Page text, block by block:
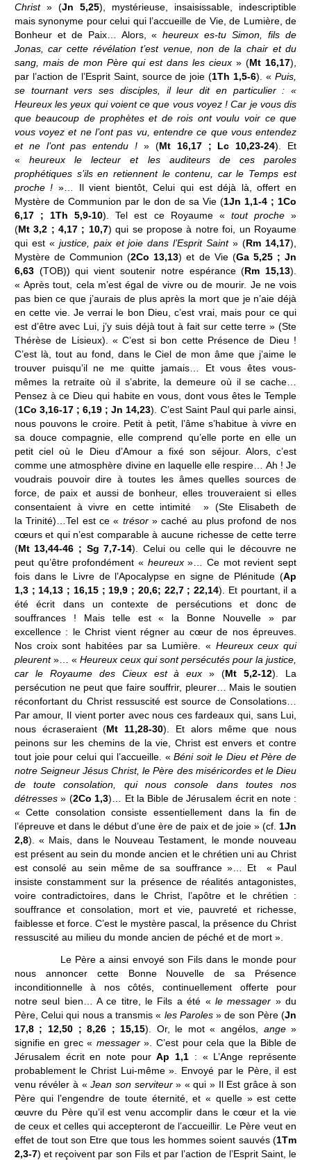
Christ » (Jn 5,25), mystérieuse, insaisissable, indescriptible
mais synonyme pour celui qui l’accueille de Vie, de Lumière, de
Bonheur et de Paix… Alors, «heureux es-tu Simon, fils de
Jonas, car cette révélation t’est venue, non de la chair et du
sang, mais de mon Père qui est dans les cieux» (Mt 16,17),
par l’action de l’Esprit Saint, source de joie (1Th 1,5-6). «Puis,
se tournant vers ses disciples, il leur dit en particulier : «
Heureux les yeux qui voient ce que vous voyez ! Car je vous dis
que beaucoup de prophètes et de rois ont voulu voir ce que
vous voyez et ne l’ont pas vu, entendre ce que vous entendez
et ne l’ont pas entendu ! » (Mt 16,17 ; Lc 10,23-24). Et
«heureux le lecteur et les auditeurs de ces paroles
prophétiques s’ils en retiennent le contenu, car le Temps est
proche !»… Il vient bientôt, Celui qui est déjà là, offert en
Mystère de Communion par le don de sa Vie (1Jn 1,1-4 ; 1Co
6,17 ; 1Th 5,9-10). Tel est ce Royaume « tout proche»
(Mt 3,2 ; 4,17 ; 10,7) qui se propose à notre foi, un Royaume
qui est « justice, paix et joie dans l’Esprit Saint» (Rm 14,17),
Mystère de Communion (2Co 13,13) et de Vie (Ga 5,25 ; Jn
6,63 (TOB)) qui vient soutenir notre espérance (Rm 15,13).
« Après tout, cela m’est égal de vivre ou de mourir. Je ne vois
pas bien ce que j’aurais de plus après la mort que je n’aie déjà
en cette vie. Je verrai le bon Dieu, c’est vrai, mais pour ce qui
est d’être avec Lui, j’y suis déjà tout à fait sur cette terre » (Ste
Thérèse de Lisieux). « C’est si bon cette Présence de Dieu !
C’est là, tout au fond, dans le Ciel de mon âme que j’aime le
trouver puisqu’il ne me quitte jamais… Et vous êtes vous-
mêmes la retraite où il s’abrite, la demeure où il se cache…
Pensez à ce Dieu qui habite en vous, dont vous êtes le Temple
(1Co 3,16-17 ; 6,19 ; Jn 14,23). C’est Saint Paul qui parle ainsi,
nous pouvons le croire. Petit à petit, l’âme s’habitue à vivre en
sa douce compagnie, elle comprend qu’elle porte en elle un
petit ciel où le Dieu d’Amour a fixé son séjour. Alors, c’est
comme une atmosphère divine en laquelle elle respire… Ah ! Je
voudrais pouvoir dire à toutes les âmes quelles sources de
force, de paix et aussi de bonheur, elles trouveraient si elles
consentaient à vivre en cette intimité » (Ste Elisabeth de
la Trinité)…Tel est ce « trésor » caché au plus profond de nos
cœurs et qui n’est comparable à aucune richesse de cette terre
(Mt 13,44-46 ; Sg 7,7-14). Celui ou celle qui le découvre ne
peut qu’être profondément « heureux»… Ce mot revient sept
fois dans le Livre de l’Apocalypse en signe de Plénitude (Ap
1,3 ; 14,13 ; 16,15 ; 19,9 ; 20,6; 22,7 ; 22,14). Et pourtant, il a
été écrit dans un contexte de persécutions et donc de
souffrances ! Mais telle est « la Bonne Nouvelle » par
excellence : le Christ vient régner au cœur de nos épreuves.
Nos croix sont habitées par sa Lumière. « Heureux ceux qui
pleurent»… « Heureux ceux qui sont persécutés pour la justice,
car le Royaume des Cieux est à eux» (Mt 5,2-12). La
persécution ne peut que faire souffrir, pleurer… Mais le soutien
réconfortant du Christ ressuscité est source de Consolations…
Par amour, Il vient porter avec nous ces fardeaux qui, sans Lui,
nous écraseraient (Mt 11,28-30). Et alors même que nous
peinons sur les chemins de la vie, Christ est envers et contre
tout joie pour celui qui l’accueille. «Béni soit le Dieu et Père de
notre Seigneur Jésus Christ, le Père des miséricordes et le Dieu
de toute consolation, qui nous console dans toutes nos
détresses» (2Co 1,3)… Et la Bible de Jérusalem écrit en note :
« Cette consolation consiste essentiellement dans la fin de
l’épreuve et dans le début d’une ère de paix et de joie » (cf. 1Jn
2,8). « Mais, dans le Nouveau Testament, le monde nouveau
est présent au sein du monde ancien et le chrétien uni au Christ
est consolé au sein même de sa souffrance »… Et « Paul
insiste constamment sur la présence de réalités antagonistes,
voire contradictoires, dans le Christ, l’apôtre et le chrétien :
souffrance et consolation, mort et vie, pauvreté et richesse,
faiblesse et force. C’est le mystère pascal, la présence du Christ
ressuscité au milieu du monde ancien de péché et de mort ».
Le Père a ainsi envoyé son Fils dans le monde pour
nous annoncer cette Bonne Nouvelle de sa Présence
inconditionnelle à nos côtés, continuellement offerte pour
notre seul bien… A ce titre, le Fils a été « le messager » du
Père, Celui qui nous a transmis « les Paroles» de son Père (Jn
17,8 ; 12,50 ; 8,26 ; 15,15). Or, le mot « angélos, ange»
signifie en grec « messager». C’est pour cela que la Bible de
Jérusalem écrit en note pourAp 1,1 : « L’Ange représente
probablement le Christ Lui‑même ». Envoyé par le Père, il est
venu révéler à «Jean son serviteur» « qui » Il Est grâce à son
Père qui l’engendre de toute éternité, et « quelle » est cette
œuvre du Père qu’il est venu accomplir dans le cœur et la vie
de ceux et celles qui accepteront de l’accueillir. Le Père veut en
effet de tout son Etre que tous les hommes soient sauvés (1Tm
2,3-7) et reçoivent par son Fils et par l’action de l’Esprit Saint, le